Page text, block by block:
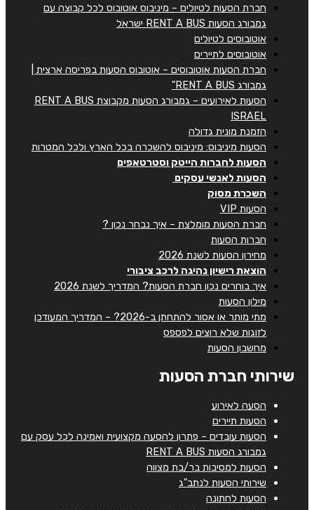
חברת הסעות לטיולים – מיניבוס אוטובוס לכל קבוצה עם
גמבורג הסעות RENT A BUS ישראל
אוטובוסים לטיולים
אוטובוסים לתיירים
חברת הסעות אוטובוסים – אוטובוס הסעות בפריסה ארצית |
גמבורג RENT A BUS"
הסעות לאירועים – גמבורג הסעות מקבוצת RENT A BUS
ISRAEL
הזמנת מונית גדולה
הסעות מיניבוס: מיניבוס להשכרה בכל הארץ ולכל המטרות
הסעות לחברות הייטק וסטרטאפים
הסעות לאנשי עסקים
השכרת מסוק
הסעות VIP
חברת הסעות מומלצת – איך נבחר נכון ?
חברות הסעות
מחירון הסעות לשנת 2026
הוצאת רישיון נהיגה לרכב ציבורי
איך בוחרים נכון חברת הסעות? המדריך לשנת 2026
מילון הסעות
מתי מותר או אסור להתחתן ב-2026? – המדריך המעודכן
לזוגות שלא רוצים לפספס
מחשבון הסעות
שירותי חברת הסעות
הסעה לאירוע
הסעות תיירים
הסעות עובדים – פתרון להסעה מקצועית ואמינה לכל עסק עם
גמבורג הסעות RENT A BUS
הסעות למסיבות בר/בת מצווה
שירותי הסעות לנתב"ג
הסעות לחתונה